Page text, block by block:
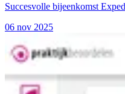
Succesvolle bijeenkomst
06 nov 2025